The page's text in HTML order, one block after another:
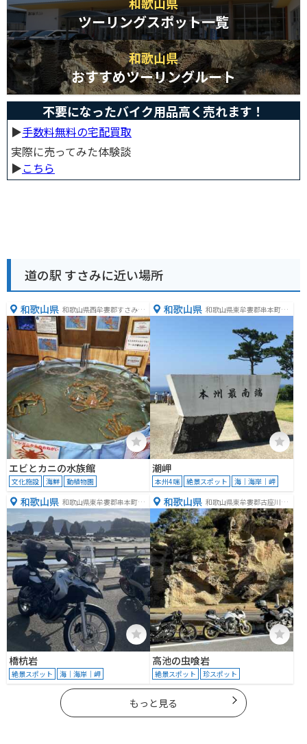
ツーリングスポット一覧
和歌山県
おすすめツーリングルート
不要になったバイク用品高く売れます！
▶︎手数料無料の宅配買取
実際に売ってみた体験談
▶︎こちら
道の駅 すさみに近い場所
和歌山県 和歌山県西牟婁郡すさみ町
江住８０８−１
エビとカニの水族館
文化施設 海鮮 動植物園
和歌山県 和歌山県東牟婁郡串本町潮
潮岬
本州4端 絶景スポット 海｜海岸｜岬
和歌山県 和歌山県東牟婁郡串本町鬮
橋杭岩
絶景スポット 海｜海岸｜岬
和歌山県 和歌山県東牟婁郡古座川町
池野山
高池の虫喰岩
絶景スポット 珍スポット
もっと見る